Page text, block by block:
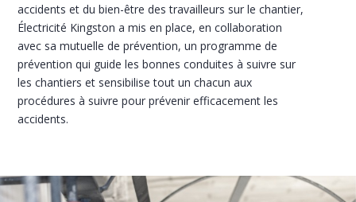
accidents et du bien-être des travailleurs sur le chantier,
Électricité Kingston a mis en place, en collaboration
avec sa mutuelle de prévention, un programme de
prévention qui guide les bonnes conduites à suivre sur
les chantiers et sensibilise tout un chacun aux
procédures à suivre pour prévenir efficacement les
accidents.